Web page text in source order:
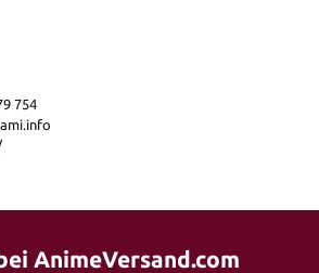
754
AnimeVersand.com